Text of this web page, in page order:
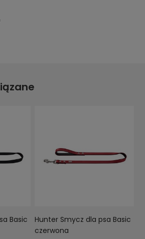
Basic
Hunter Smycz dla psa Basic
czerwona